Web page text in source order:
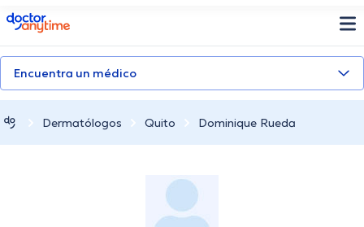
doctoranytime
Encuentra un médico
Dermatólogos Quito Dominique Rueda